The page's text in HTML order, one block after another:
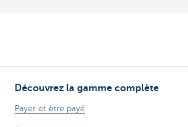
Découvrez la gamme complète
Payer et être payé